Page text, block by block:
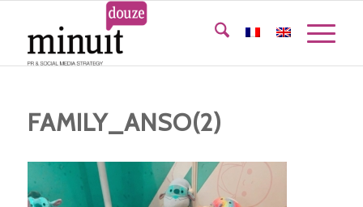
FAMILY_ANSO(2)